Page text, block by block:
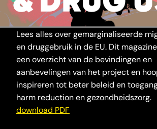
Lees alles over gemarginaliseerde
en druggebruik in de EU. Dit
een overzicht van de bevindingen en
aanbevelingen van het project en
inspireren tot beter beleid en
harm reduction en gezondheidszorg.
download PDF